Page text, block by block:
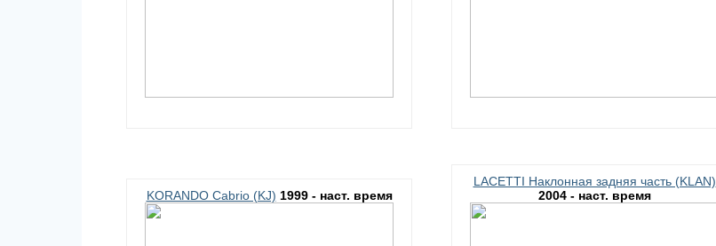
KORANDO Cabrio (KJ) 1999 - наст. время
LACETTI Наклонная задняя часть (KLAN)
2004 - наст. время